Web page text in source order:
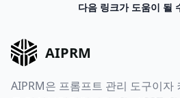
다음 링크가 도움이 될
AIPRM
AIPRM은 프롬프트 관리 도구이자